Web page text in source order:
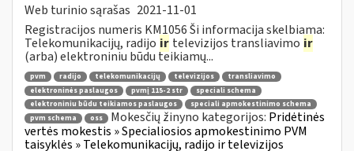
Web turinio sąrašas 2021-11-01
Registracijos numeris KM1056 Ši informacija skelbiama:
Telekomunikacijų, radijo ir televizijos transliavimo ir
(arba) elektroniniu būdu teikiamų...
pvm radijo telekomunikacijų televizijos
transliavimo
elektroninės paslaugos
pvmį 115-2 str
speciali schema
elektroniniu būdu teikiamos paslaugos
speciali apmokestinimo schema
pvm schema
oss Mokesčių žinyno kategorijos: Pridėtinės
vertės mokestis » Specialiosios apmokestinimo PVM
taisyklės » Telekomunikacijų, radijo ir televizijos